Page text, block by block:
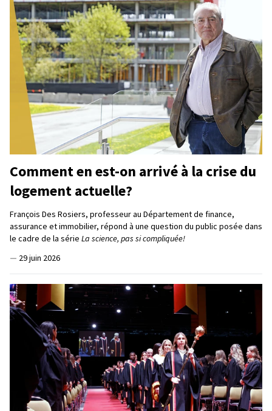
Comment en est-on arrivé à la crise du
logement actuelle?
François Des Rosiers, professeur au Département de finance,
assurance et immobilier, répond à une question du public posée dans
le cadre de la série La science, pas si compliquée!
— 29 juin 2026